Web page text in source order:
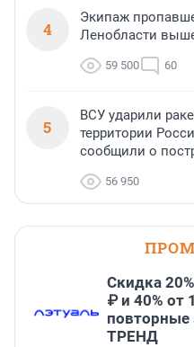
4
Экипаж
Ленобласти
59 500 60
5
ВСУ ударили
территории
сообщили о
56 950
Скидка
₽ и 40% от
повторные
ТРЕНД